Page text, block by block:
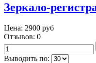
Зеркало-
Цена: 2900 руб
Отзывов: 0
Выводить по: